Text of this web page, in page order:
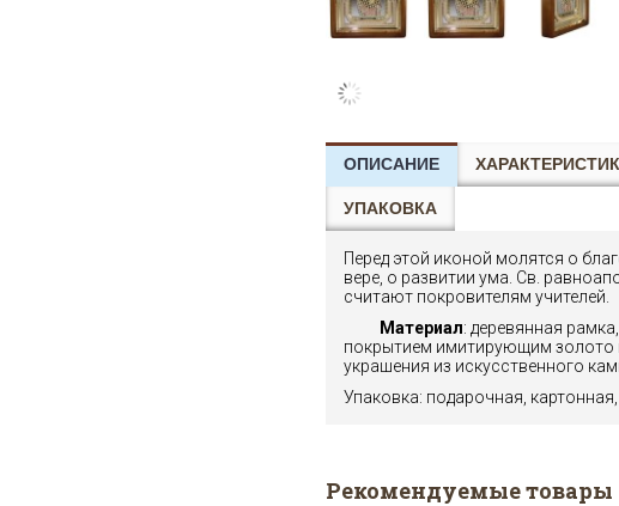
ОПИСАНИЕ
УПАКОВКА
Перед этой иконой молятся о
вере, о развитии ума. Св.
считают покровителям учителей.
Материал: деревянная
покрытием имитирующим золото
украшения из искусственного
Упаковка: подарочная,
Рекомендуемые товары